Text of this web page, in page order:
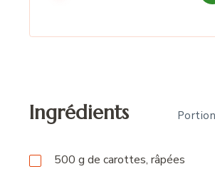
Ingrédients
500 g de carottes, râpées